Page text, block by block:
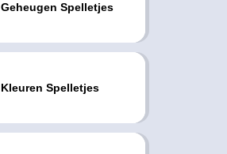
Geheugen Spelletjes
Kleuren Spelletjes